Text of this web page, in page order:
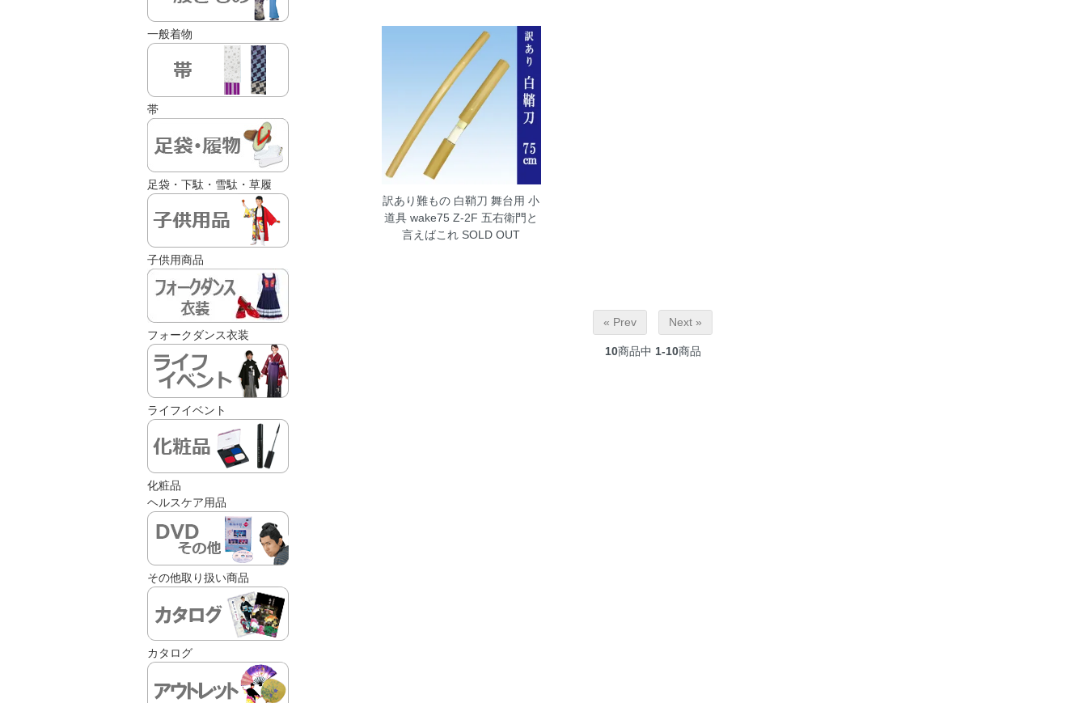
訳あり難もの 白鞘刀 舞台用 小
道具 wake75 Z-2F 五右衛門と
言えばこれ SOLD OUT
« Prev Next »
10商品中 1-10商品
一般着物
帯
足袋・下駄・雪駄・草履
子供用商品
フォークダンス衣装
ライフイベント
化粧品
ヘルスケア用品
その他取り扱い商品
カタログ